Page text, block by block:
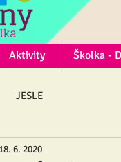
Aktivity Školka -
JESLE
18. 6. 2020